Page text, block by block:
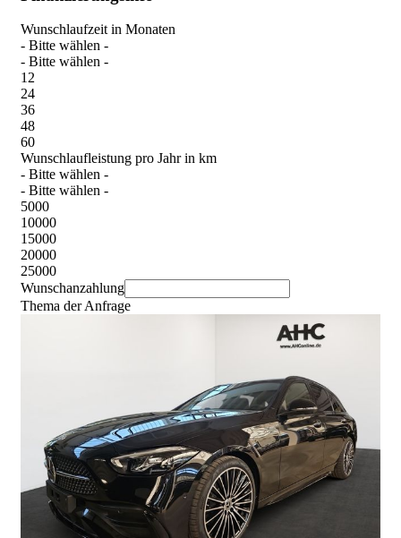
Wunschlaufzeit in Monaten
- Bitte wählen -
- Bitte wählen -
12
24
36
48
60
Wunschlaufleistung pro Jahr in km
- Bitte wählen -
- Bitte wählen -
5000
10000
15000
20000
25000
Wunschanzahlung
Thema der Anfrage